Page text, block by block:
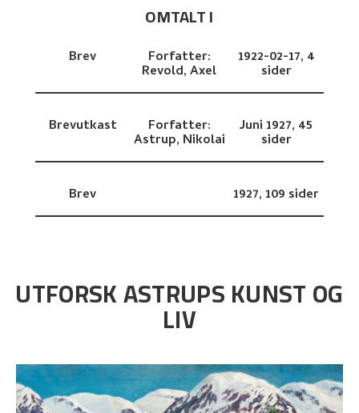
OMTALT I
Brev Forfatter:
Revold, Axel
1922-02-17, 4
sider
Brevutkast Forfatter:
Astrup, Nikolai
Juni 1927, 45
sider
Brev 1927,109 sider
UTFORSK ASTRUPS KUNST OG
LIV